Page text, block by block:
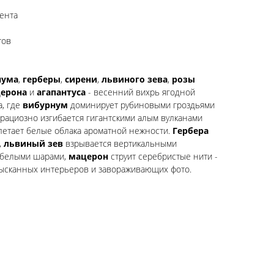
, герберы, сирени, львиного зева, розы
и агапантуса - весенний вихрь ягодной
где вибурнум доминирует рубиновыми гроздьями
изгибается гигантскими алым вулканами
белые облака ароматной нежности. Гербера
львиный зев взрывается вертикальными
шарами, мацерон струит серебристые нити -
интерьеров и завораживающих фото.